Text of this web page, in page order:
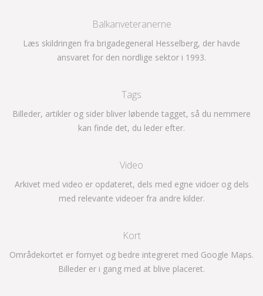
Balkanveteranerne
Læs skildringen fra brigadegeneral Hesselberg, der havde
ansvaret for den nordlige sektor i 1993.
Tags
Billeder, artikler og sider bliver løbende tagget, så du nemmere
kan finde det, du leder efter.
Video
Arkivet med video er opdateret, dels med egne vidoer og dels
med relevante videoer fra andre kilder.
Kort
Områdekortet er fornyet og bedre integreret med Google Maps.
Billeder er i gang med at blive placeret.